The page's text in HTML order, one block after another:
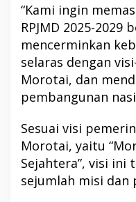
“Kami ingin
RPJMD 2025-2029
mencerminkan
selaras dengan
Morotai, dan
pembangunan
Sesuai visi
Morotai, yaitu
Sejahtera”, visi ini
sejumlah misi